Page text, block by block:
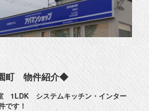
町 物件紹介◆
1LDK システムキッチン・インター
です！